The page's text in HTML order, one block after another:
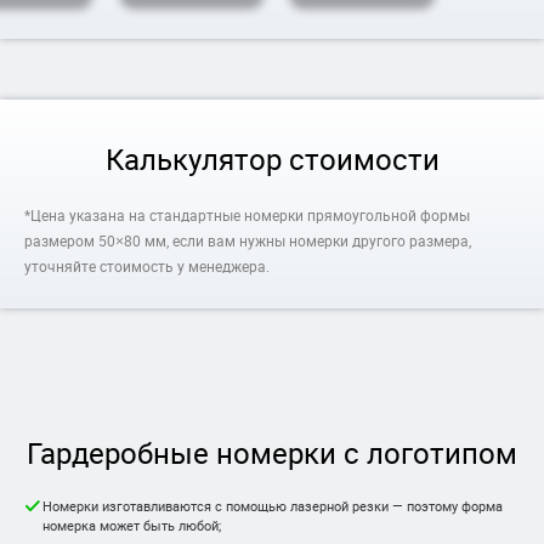
Калькулятор стоимости
*Цена указана на стандартные номерки прямоугольной формы
размером 50×80 мм, если вам нужны номерки другого размера,
уточняйте стоимость у менеджера.
Гардеробные номерки с логотипом
Номерки изготавливаются с помощью лазерной резки — поэтому форма
номерка может быть любой;